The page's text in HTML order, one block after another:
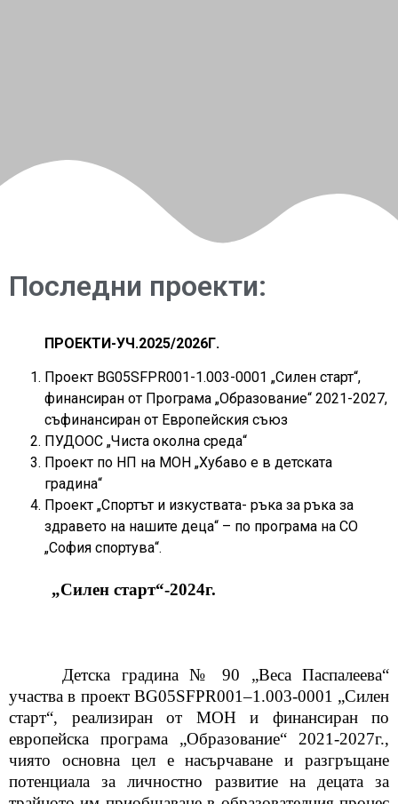
Последни проекти:
ПРОЕКТИ-УЧ.2025/2026Г.
Проект BG05SFPR001-1.003-0001 „Силен старт“,
финансиран от Програма „Образование“ 2021-2027,
съфинансиран от Европейския съюз
ПУДООС „Чиста околна среда“
Проект по НП на МОН „Хубаво е в детската
градина“
Проект „Спортът и изкуствата- ръка за ръка за
здравето на нашите деца“ – по програма на СО
„София спортува“.
„Силен старт“-2024г.
Детска градина № 90 „Веса Паспалеева“
участва в проект BG05SFPR001–1.003-0001 „Силен
старт“, реализиран от МОН и финансиран по
европейска програма „Образование“ 2021-2027г.,
чиято основна цел е насърчаване и разгръщане
потенциала за личностно развитие на децата за